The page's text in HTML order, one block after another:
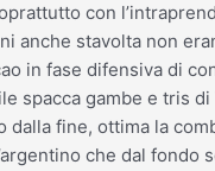
con
anche stavolta non
in fase difensiva di
spacca gambe e tris
dalla fine, ottima la
che dal fondo